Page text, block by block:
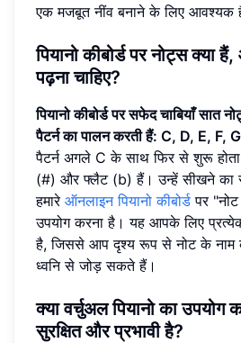
एक मजबूत नींव बनाने के लिए आवश्यक
पियानो कीबोर्ड पर नोट्स
पढ़ना चाहिए?
पियानो कीबोर्ड पर सफेद चाबियाँ सात
पैटर्न का पालन करती हैं: C, D, E, F,
पैटर्न अगले C के साथ फिर से शुरू होता
(#) और फ्लैट (b) हैं। उन्हें सीखने का
हमारे ऑनलाइन पियानो कीबोर्ड पर "नोट
उपयोग करना है। यह आपके लिए
है, जिससे आप दृश्य रूप से नोट के नाम
ध्वनि से जोड़ सकते हैं।
क्या वर्चुअल पियानो का
सुरक्षित और प्रभावी है?